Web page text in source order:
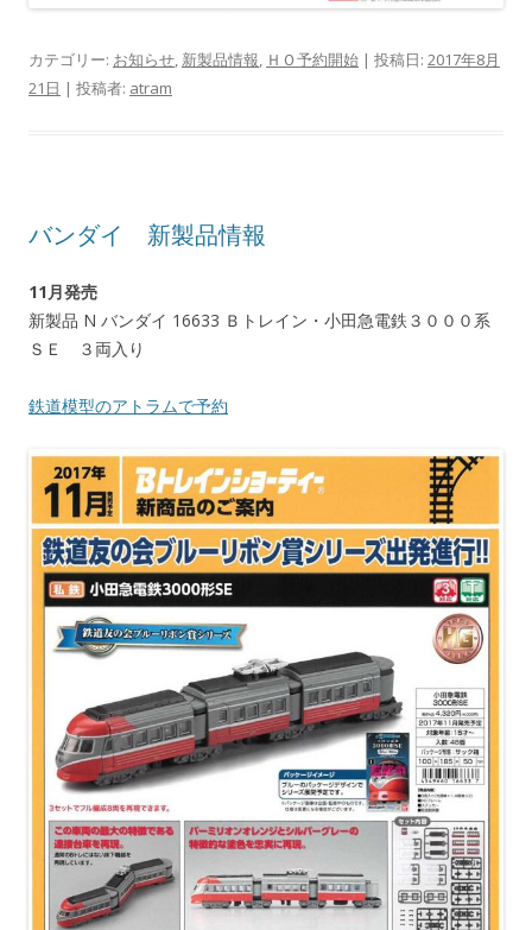
カテゴリー: お知らせ, 新製品情報, ＨＯ予約開始 | 投稿日: 2017年8月
21日 | 投稿者: atram
バンダイ 新製品情報
11月発売
新製品 N バンダイ 16633 Ｂトレイン・小田急電鉄３０００系
ＳＥ ３両入り
鉄道模型のアトラムで予約